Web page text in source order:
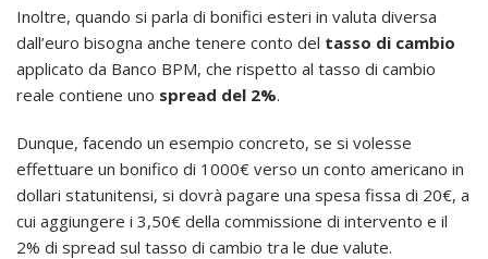
Inoltre, quando si parla di bonifici esteri in valuta diversa
dall’euro bisogna anche tenere conto del tasso di cambio
applicato da Banco BPM, che rispetto al tasso di cambio
reale contiene uno spread del 2%.
Dunque, facendo un esempio concreto, se si volesse
effettuare un bonifico di 1000€ verso un conto americano in
dollari statunitensi, si dovrà pagare una spesa fissa di 20€, a
cui aggiungere i 3,50€ della commissione di intervento e il
2% di spread sul tasso di cambio tra le due valute.